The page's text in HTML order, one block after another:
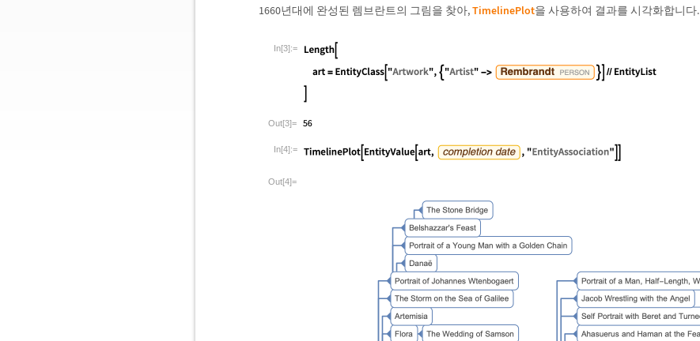
1660년대에 완성된 렘브란트의 그림을 찾아,TimelinePlot을 사용하여 결과를 시각화합니다.
In[3]:=
Out[3]=
In[4]:=
Out[4]=